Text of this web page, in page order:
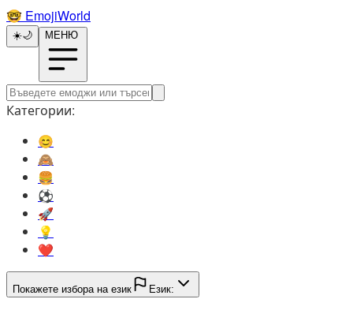
🤓️ EmojiWorld
☀️🌙 МЕНЮ
Категории:
😊️
🙈️
🍔️
⚽️
🚀️
💡️
❤️
Покажете избора на език Език: